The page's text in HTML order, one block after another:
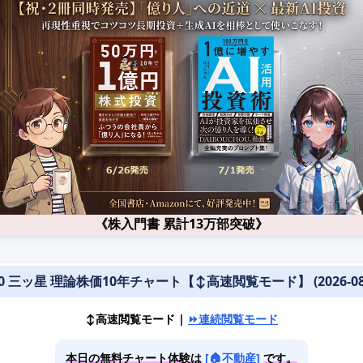
《株入門書 累計13万部突破》
三ッ星 理論株価10年チャート【↕️高速閲覧モード】 (2026-
↕️高速閲覧モード | ⏩連続閲覧モード
本日の無料チャート体験は [🏠不動産] です。